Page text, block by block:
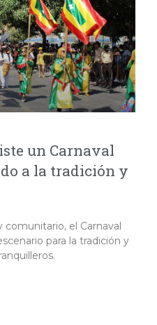
un Carnaval
a la tradición y
comunitario, el Carnaval
para la tradición y